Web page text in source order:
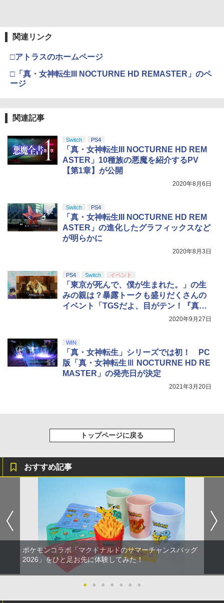
関連リンク
□アトラスのホームページ
□「真・女神転生III NOCTURNE HD REMASTER」のペ
ージ
関連記事
Switch PS4
「真・女神転生III NOCTURNE HD REM
ASTER」10種族の悪魔を紹介するPV
【第1章】が公開
2020年8月6日
Switch PS4
「真・女神転生III NOCTURNE HD REM
ASTER」の進化したグラフィックスなど
が明らかに
2020年8月3日
PS4 Switch イベント
「東京が死んで、僕が生まれた。」の生
みの親は？暴露トークも盛りだくさんの
イベント「TGSだよ、目がテン！『真・
女神転生III NOCTURNE HD REMASTE
2020年9月27日
WIN
「真・女神転生」シリーズでは初！ PC
版「真・女神転生Ⅲ NOCTURNE HD RE
MASTER」の発売日が決定
2021年3月20日
トップページに戻る
おすすめ記事
ポケモンコラボ「マクドナルドのサマーチャンスバッグ
2026」をひと足お先に体験してみた！
● ● ● ● ● ● ●